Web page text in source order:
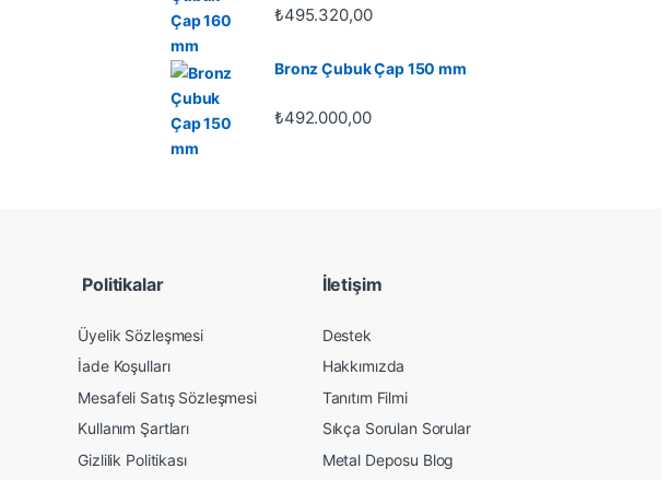
₺495.320,00
Bronz Çubuk Çap 150 mm
₺492.000,00
Politikalar
Üyelik Sözleşmesi
İade Koşulları
Mesafeli Satış Sözleşmesi
Kullanım Şartları
Gizlilik Politikası
İletişim
Destek
Hakkımızda
Tanıtım Filmi
Sıkça Sorulan Sorular
Metal Deposu Blog